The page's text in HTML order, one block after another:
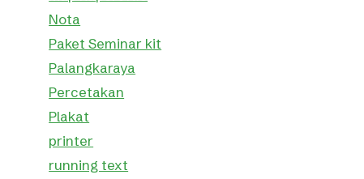
Nota
Paket Seminar kit
Palangkaraya
Percetakan
Plakat
printer
running text